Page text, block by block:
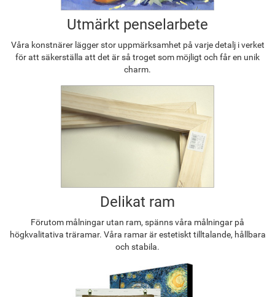
Utmärkt penselarbete
Våra konstnärer lägger stor uppmärksamhet på varje detalj i verket
för att säkerställa att det är så troget som möjligt och får en unik
charm.
Delikat ram
Förutom målningar utan ram, spänns våra målningar på
högkvalitativa träramar. Våra ramar är estetiskt tilltalande, hållbara
och stabila.